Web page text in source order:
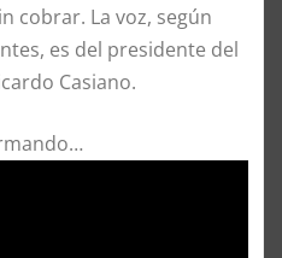
cobrar. La voz, según
es del presidente del
Casiano.